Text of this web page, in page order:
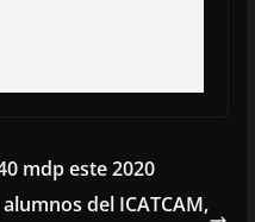
mdp este 2020
del ICATCAM,